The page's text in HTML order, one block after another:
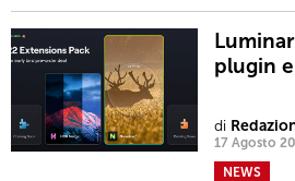
plugin
di
17 Agosto
NEWS